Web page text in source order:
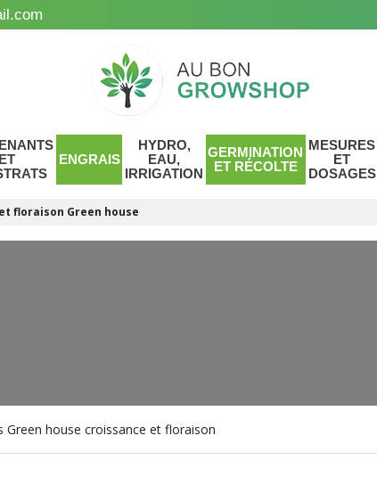
ET
ENGRAIS
HYDRO,
EAU,
IRRIGATION
GERMINATION
ET RÉCOLTE
MESURES
ET
DOSAGES
floraison Green house
Green house croissance et floraison